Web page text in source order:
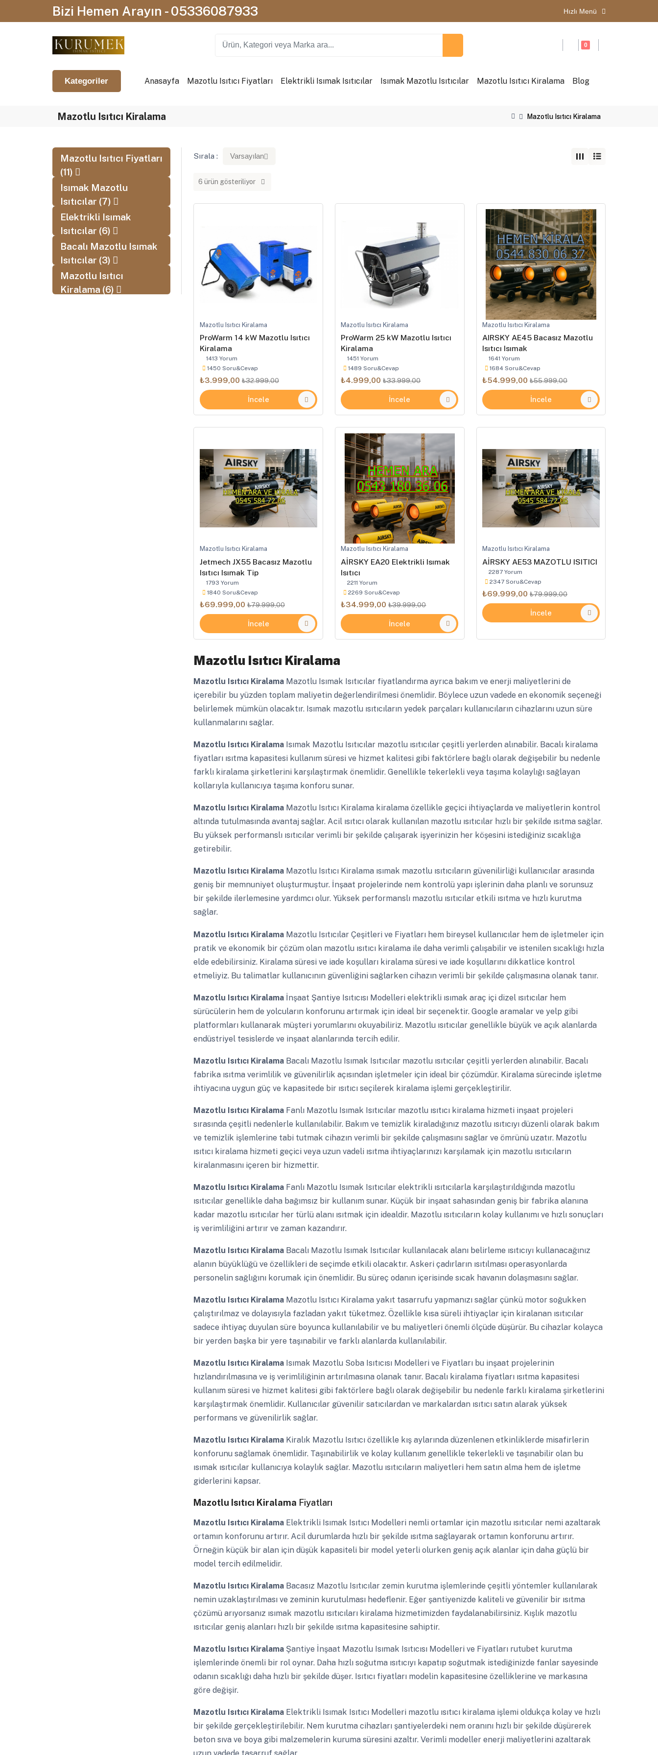
Bizi Hemen Arayın - 05336087933 Hızlı Menü
0
Kategoriler Anasayfa Mazotlu Isıtıcı Fiyatları Elektrikli Isımak Isıtıcılar Isımak Mazotlu Isıtıcılar Mazotlu Isıtıcı Kiralama Blog
Mazotlu Isıtıcı Kiralama Mazotlu Isıtıcı Kiralama
Mazotlu Isıtıcı Fiyatları
(11)
Isımak Mazotlu
Isıtıcılar (7)
Elektrikli Isımak
Isıtıcılar (6)
Bacalı Mazotlu Isımak
Isıtıcılar (3)
Mazotlu Isıtıcı
Kiralama (6)
Sırala : Varsayılan
6 ürün gösteriliyor
Mazotlu Isıtıcı Kiralama
ProWarm 14 kW Mazotlu Isıtıcı
Kiralama
1413 Yorum
1450 Soru&Cevap
₺3.999,00 ₺32.999,00
İncele
Mazotlu Isıtıcı Kiralama
ProWarm 25 kW Mazotlu Isıtıcı
Kiralama
1451 Yorum
1489 Soru&Cevap
₺4.999,00 ₺33.999,00
İncele
Mazotlu Isıtıcı Kiralama
AIRSKY AE45 Bacasız Mazotlu
Isıtıcı Isımak
1641 Yorum
1684 Soru&Cevap
₺54.999,00 ₺55.999,00
İncele
Mazotlu Isıtıcı Kiralama
Jetmech JX55 Bacasız Mazotlu
Isıtıcı Isımak Tip
1793 Yorum
1840 Soru&Cevap
₺69.999,00 ₺79.999,00
İncele
Mazotlu Isıtıcı Kiralama
AİRSKY EA20 Elektrikli Isımak
Isıtıcı
2211 Yorum
2269 Soru&Cevap
₺34.999,00 ₺39.999,00
İncele
Mazotlu Isıtıcı Kiralama
AİRSKY AE53 MAZOTLU ISITICI
2287 Yorum
2347 Soru&Cevap
₺69.999,00 ₺79.999,00
İncele
Mazotlu Isıtıcı Kiralama
Mazotlu Isıtıcı Kiralama Mazotlu Isımak Isıtıcılar fiyatlandırma ayrıca bakım ve enerji maliyetlerini de
içerebilir bu yüzden toplam maliyetin değerlendirilmesi önemlidir. Böylece uzun vadede en ekonomik seçeneği
belirlemek mümkün olacaktır. Isımak mazotlu ısıtıcıların yedek parçaları kullanıcıların cihazlarını uzun süre
kullanmalarını sağlar.
Mazotlu Isıtıcı Kiralama Isımak Mazotlu Isıtıcılar mazotlu ısıtıcılar çeşitli yerlerden alınabilir. Bacalı kiralama
fiyatları ısıtma kapasitesi kullanım süresi ve hizmet kalitesi gibi faktörlere bağlı olarak değişebilir bu nedenle
farklı kiralama şirketlerini karşılaştırmak önemlidir. Genellikle tekerlekli veya taşıma kolaylığı sağlayan
kollarıyla kullanıcıya taşıma konforu sunar.
Mazotlu Isıtıcı Kiralama Mazotlu Isıtıcı Kiralama kiralama özellikle geçici ihtiyaçlarda ve maliyetlerin kontrol
altında tutulmasında avantaj sağlar. Acil ısıtıcı olarak kullanılan mazotlu ısıtıcılar hızlı bir şekilde ısıtma sağlar.
Bu yüksek performanslı ısıtıcılar verimli bir şekilde çalışarak işyerinizin her köşesini istediğiniz sıcaklığa
getirebilir.
Mazotlu Isıtıcı Kiralama Mazotlu Isıtıcı Kiralama ısımak mazotlu ısıtıcıların güvenilirliği kullanıcılar arasında
geniş bir memnuniyet oluşturmuştur. İnşaat projelerinde nem kontrolü yapı işlerinin daha planlı ve sorunsuz
bir şekilde ilerlemesine yardımcı olur. Yüksek performanslı mazotlu ısıtıcılar etkili ısıtma ve hızlı kurutma
sağlar.
Mazotlu Isıtıcı Kiralama Mazotlu Isıtıcılar Çeşitleri ve Fiyatları hem bireysel kullanıcılar hem de işletmeler için
pratik ve ekonomik bir çözüm olan mazotlu ısıtıcı kiralama ile daha verimli çalışabilir ve istenilen sıcaklığı hızla
elde edebilirsiniz. Kiralama süresi ve iade koşulları kiralama süresi ve iade koşullarını dikkatlice kontrol
etmeliyiz. Bu talimatlar kullanıcının güvenliğini sağlarken cihazın verimli bir şekilde çalışmasına olanak tanır.
Mazotlu Isıtıcı Kiralama İnşaat Şantiye Isıtıcısı Modelleri elektrikli ısımak araç içi dizel ısıtıcılar hem
sürücülerin hem de yolcuların konforunu artırmak için ideal bir seçenektir. Google aramalar ve yelp gibi
platformları kullanarak müşteri yorumlarını okuyabiliriz. Mazotlu ısıtıcılar genellikle büyük ve açık alanlarda
endüstriyel tesislerde ve inşaat alanlarında tercih edilir.
Mazotlu Isıtıcı Kiralama Bacalı Mazotlu Isımak Isıtıcılar mazotlu ısıtıcılar çeşitli yerlerden alınabilir. Bacalı
fabrika ısıtma verimlilik ve güvenilirlik açısından işletmeler için ideal bir çözümdür. Kiralama sürecinde işletme
ihtiyacına uygun güç ve kapasitede bir ısıtıcı seçilerek kiralama işlemi gerçekleştirilir.
Mazotlu Isıtıcı Kiralama Fanlı Mazotlu Isımak Isıtıcılar mazotlu ısıtıcı kiralama hizmeti inşaat projeleri
sırasında çeşitli nedenlerle kullanılabilir. Bakım ve temizlik kiraladığınız mazotlu ısıtıcıyı düzenli olarak bakım
ve temizlik işlemlerine tabi tutmak cihazın verimli bir şekilde çalışmasını sağlar ve ömrünü uzatır. Mazotlu
ısıtıcı kiralama hizmeti geçici veya uzun vadeli ısıtma ihtiyaçlarınızı karşılamak için mazotlu ısıtıcıların
kiralanmasını içeren bir hizmettir.
Mazotlu Isıtıcı Kiralama Fanlı Mazotlu Isımak Isıtıcılar elektrikli ısıtıcılarla karşılaştırıldığında mazotlu
ısıtıcılar genellikle daha bağımsız bir kullanım sunar. Küçük bir inşaat sahasından geniş bir fabrika alanına
kadar mazotlu ısıtıcılar her türlü alanı ısıtmak için idealdir. Mazotlu ısıtıcıların kolay kullanımı ve hızlı sonuçları
iş verimliliğini artırır ve zaman kazandırır.
Mazotlu Isıtıcı Kiralama Bacalı Mazotlu Isımak Isıtıcılar kullanılacak alanı belirleme ısıtıcıyı kullanacağınız
alanın büyüklüğü ve özellikleri de seçimde etkili olacaktır. Askeri çadırların ısıtılması operasyonlarda
personelin sağlığını korumak için önemlidir. Bu süreç odanın içerisinde sıcak havanın dolaşmasını sağlar.
Mazotlu Isıtıcı Kiralama Mazotlu Isıtıcı Kiralama yakıt tasarrufu yapmanızı sağlar çünkü motor soğukken
çalıştırılmaz ve dolayısıyla fazladan yakıt tüketmez. Özellikle kısa süreli ihtiyaçlar için kiralanan ısıtıcılar
sadece ihtiyaç duyulan süre boyunca kullanılabilir ve bu maliyetleri önemli ölçüde düşürür. Bu cihazlar kolayca
bir yerden başka bir yere taşınabilir ve farklı alanlarda kullanılabilir.
Mazotlu Isıtıcı Kiralama Isımak Mazotlu Soba Isıtıcısı Modelleri ve Fiyatları bu inşaat projelerinin
hızlandırılmasına ve iş verimliliğinin artırılmasına olanak tanır. Bacalı kiralama fiyatları ısıtma kapasitesi
kullanım süresi ve hizmet kalitesi gibi faktörlere bağlı olarak değişebilir bu nedenle farklı kiralama şirketlerini
karşılaştırmak önemlidir. Kullanıcılar güvenilir satıcılardan ve markalardan ısıtıcı satın alarak yüksek
performans ve güvenilirlik sağlar.
Mazotlu Isıtıcı Kiralama Kiralık Mazotlu Isıtıcı özellikle kış aylarında düzenlenen etkinliklerde misafirlerin
konforunu sağlamak önemlidir. Taşınabilirlik ve kolay kullanım genellikle tekerlekli ve taşınabilir olan bu
ısımak ısıtıcılar kullanıcıya kolaylık sağlar. Mazotlu ısıtıcıların maliyetleri hem satın alma hem de işletme
giderlerini kapsar.
Mazotlu Isıtıcı Kiralama Fiyatları
Mazotlu Isıtıcı Kiralama Elektrikli Isımak Isıtıcı Modelleri nemli ortamlar için mazotlu ısıtıcılar nemi azaltarak
ortamın konforunu artırır. Acil durumlarda hızlı bir şekilde ısıtma sağlayarak ortamın konforunu artırır.
Örneğin küçük bir alan için düşük kapasiteli bir model yeterli olurken geniş açık alanlar için daha güçlü bir
model tercih edilmelidir.
Mazotlu Isıtıcı Kiralama Bacasız Mazotlu Isıtıcılar zemin kurutma işlemlerinde çeşitli yöntemler kullanılarak
nemin uzaklaştırılması ve zeminin kurutulması hedeflenir. Eğer şantiyenizde kaliteli ve güvenilir bir ısıtma
çözümü arıyorsanız ısımak mazotlu ısıtıcıları kiralama hizmetimizden faydalanabilirsiniz. Kışlık mazotlu
ısıtıcılar geniş alanları hızlı bir şekilde ısıtma kapasitesine sahiptir.
Mazotlu Isıtıcı Kiralama Şantiye İnşaat Mazotlu Isımak Isıtıcısı Modelleri ve Fiyatları rutubet kurutma
işlemlerinde önemli bir rol oynar. Daha hızlı soğutma ısıtıcıyı kapatıp soğutmak istediğinizde fanlar sayesinde
odanın sıcaklığı daha hızlı bir şekilde düşer. Isıtıcı fiyatları modelin kapasitesine özelliklerine ve markasına
göre değişir.
Mazotlu Isıtıcı Kiralama Elektrikli Isımak Isıtıcı Modelleri mazotlu ısıtıcı kiralama işlemi oldukça kolay ve hızlı
bir şekilde gerçekleştirilebilir. Nem kurutma cihazları şantiyelerdeki nem oranını hızlı bir şekilde düşürerek
beton sıva ve boya gibi malzemelerin kuruma süresini azaltır. Verimli modeller enerji maliyetlerini azaltarak